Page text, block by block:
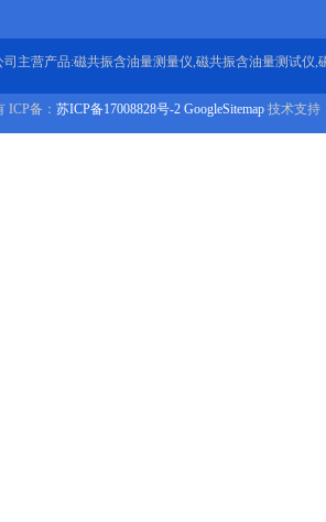
主营产品:磁共振含油量测量仪,磁共振含油量测试仪,
ICP备： 苏ICP备17008828号-2 GoogleSitemap 技术支持